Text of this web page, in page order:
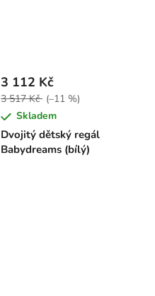
Dvojitý dětský regál
Babydreams (bílý)
3 112 Kč
3 517 Kč (–11 %)
Skladem